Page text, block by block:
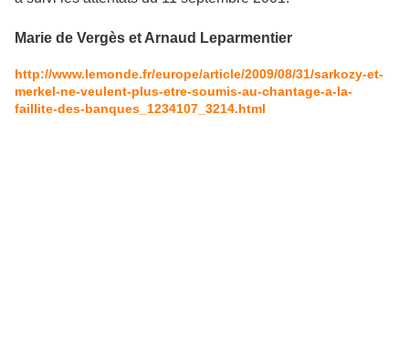
Marie de Vergès et Arnaud Leparmentier
http://www.lemonde.fr/europe/article/2009/08/31/sarkozy-et-
merkel-ne-veulent-plus-etre-soumis-au-chantage-a-la-
faillite-des-banques_1234107_3214.html